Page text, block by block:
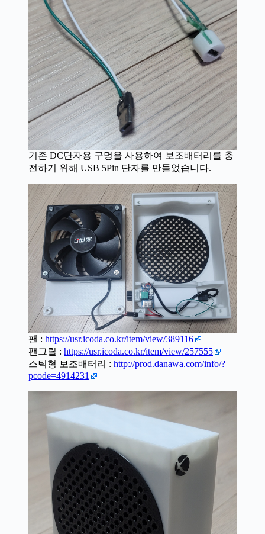
기존 DC단자용 구멍을 사용하여 보조배터리를 충
전하기 위해 USB 5Pin 단자를 만들었습니다.
팬 : https://usr.icoda.co.kr/item/view/389116
팬그릴 : https://usr.icoda.co.kr/item/view/257555
스틱형 보조배터리 : http://prod.danawa.com/info/?
pcode=4914231